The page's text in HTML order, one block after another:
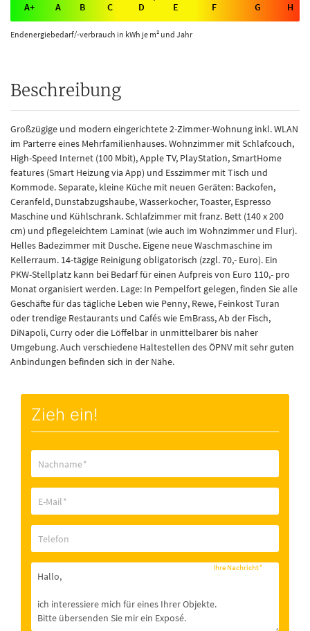
A+ A B C D E F G H
Endenergiebedarf/-verbrauch in kWh je m² und Jahr
Beschreibung
Großzügige und modern eingerichtete 2-Zimmer-Wohnung inkl. WLAN
im Parterre eines Mehrfamilienhauses. Wohnzimmer mit Schlafcouch,
High-Speed Internet (100 Mbit), Apple TV, PlayStation, SmartHome
features (Smart Heizung via App) und Esszimmer mit Tisch und
Kommode. Separate, kleine Küche mit neuen Geräten: Backofen,
Ceranfeld, Dunstabzugshaube, Wasserkocher, Toaster, Espresso
Maschine und Kühlschrank. Schlafzimmer mit franz. Bett (140 x 200
cm) und pflegeleichtem Laminat (wie auch im Wohnzimmer und Flur).
Helles Badezimmer mit Dusche. Eigene neue Waschmaschine im
Kellerraum. 14-tägige Reinigung obligatorisch (zzgl. 70,- Euro). Ein
PKW-Stellplatz kann bei Bedarf für einen Aufpreis von Euro 110,- pro
Monat organisiert werden. Lage: In Pempelfort gelegen, finden Sie alle
Geschäfte für das tägliche Leben wie Penny, Rewe, Feinkost Turan
oder trendige Restaurants und Cafés wie EmBrass, Ab der Fisch,
DiNapoli, Curry oder die Löffelbar in unmittelbarer bis naher
Umgebung. Auch verschiedene Haltestellen des ÖPNV mit sehr guten
Anbindungen befinden sich in der Nähe.
Zieh ein!
Nachname*
E-Mail*
Telefon
Ihre Nachricht*